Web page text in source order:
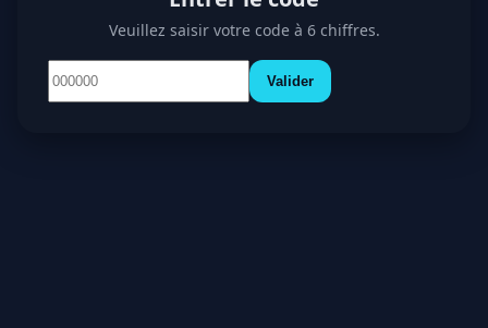
Veuillez saisir votre code à 6 chiffres.
Valider